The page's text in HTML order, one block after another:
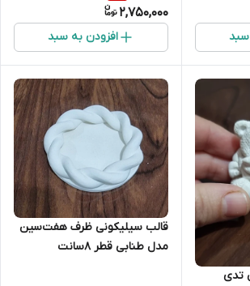
سبد
2,750,000
افزودن به سبد
تدی
قالب سیلیکونی ظرف هفت‌سین
مدل طنابی قطر ۸سانت